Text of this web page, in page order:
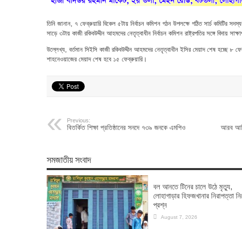
তিনি জানান, ৭ ফেব্রুয়ারি বিকেল ৫টায় নির্বাচন কমিশন গঠন উপলক্ষে গঠিত সার্চ কমিটির
সাড়ে ৩টায় কাজী রকিবউদ্দীন আহমদের নেতৃত্বাধীন নির্বাচন কমিশন রাষ্ট্রপতির সঙ্গে বিদায়
উল্লেখ্য, বর্তমান সিইসি কাজী রকিবউদ্দীন আহমদের নেতৃত্বাধীন ইসির মেয়াদ শেষ হচ্ছে
শাহনেওয়াজের মেয়াদ শেষ হবে ১৫ ফেব্রুয়ারি।
Previous:
বিতর্কিত শিক্ষা প্রতিষ্ঠানের সনদে ৭৩৯ জনকে এমপিও
আরব
সমজাতীয় সংবাদ
বল আনতে টিনের চালে উঠে মৃত্যু,
লোহাগাড়ার হিফজখানার নিরাপত্তা
প্রশ্ন
August 7, 2026